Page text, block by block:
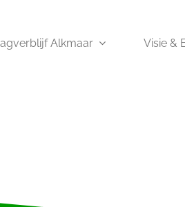
Alkmaar Visie &